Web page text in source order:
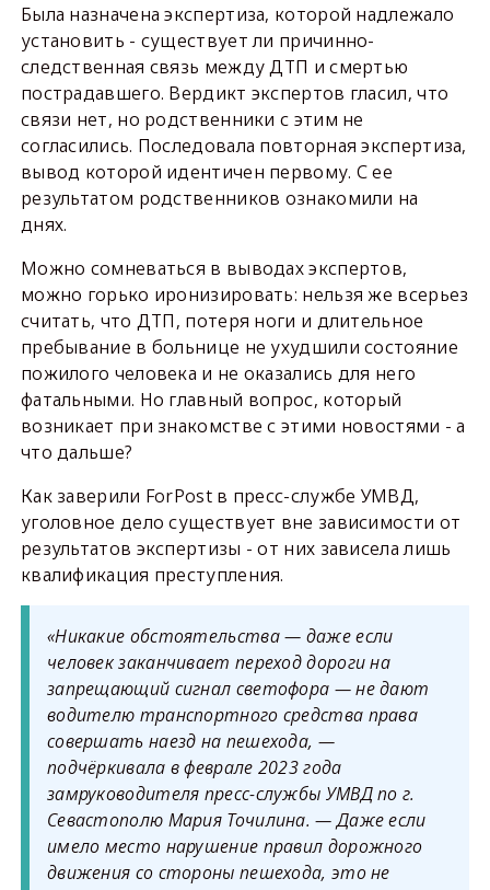
Была назначена экспертиза, которой надлежало
установить - существует ли причинно-
следственная связь между ДТП и смертью
пострадавшего. Вердикт экспертов гласил, что
связи нет, но родственники с этим не
согласились. Последовала повторная экспертиза,
вывод которой идентичен первому. С ее
результатом родственников ознакомили на
днях.
Можно сомневаться в выводах экспертов,
можно горько иронизировать: нельзя же всерьез
считать, что ДТП, потеря ноги и длительное
пребывание в больнице не ухудшили состояние
пожилого человека и не оказались для него
фатальными. Но главный вопрос, который
возникает при знакомстве с этими новостями - а
что дальше?
Как заверили ForPost в пресс-службе УМВД,
уголовное дело существует вне зависимости от
результатов экспертизы - от них зависела лишь
квалификация преступления.
«Никакие обстоятельства — даже если
человек заканчивает переход дороги на
запрещающий сигнал светофора — не дают
водителю транспортного средства права
совершать наезд на пешехода, —
подчёркивала в феврале 2023 года
замруководителя пресс-службы УМВД по г.
Севастополю Мария Точилина. — Даже если
имело место нарушение правил дорожного
движения со стороны пешехода, это не